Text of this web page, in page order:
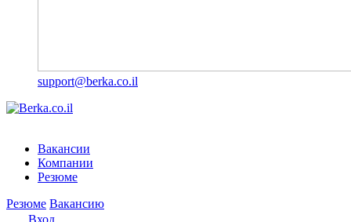
support@berka.co.il
Вакансии
Компании
Резюме
Резюме Вакансию
Вход